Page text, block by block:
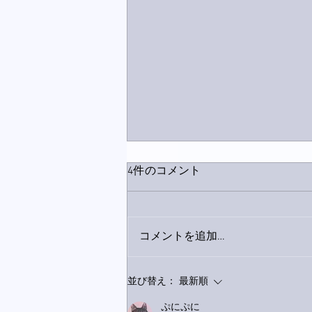
家レコーディング無事終了。
4件のコメント
コメントを追加…
並び替え： 最新順
ぷにぷに